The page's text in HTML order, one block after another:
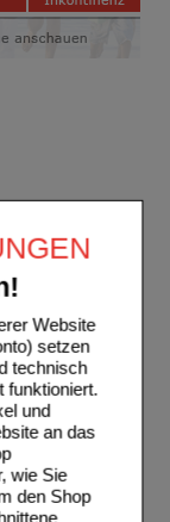
Website
setzen
technisch
funktioniert.
und
an das
wie Sie
den Shop